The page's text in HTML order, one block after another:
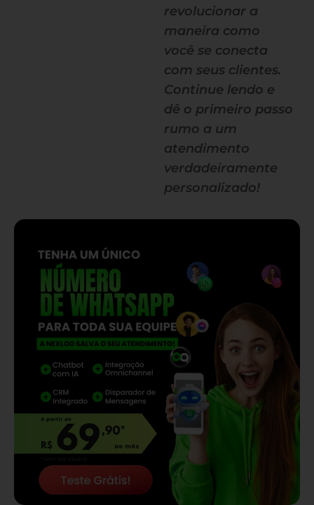
revolucionar a
maneira como
você se conecta
com seus clientes.
Continue lendo e
dê o primeiro passo
rumo a um
atendimento
verdadeiramente
personalizado!